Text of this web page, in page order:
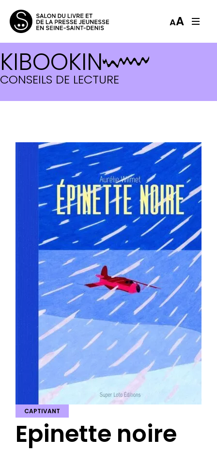
AA
KIBOOKIN
CONSEILS DE LECTURE
CAPTIVANT
Epinette noire